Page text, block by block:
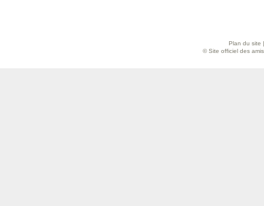
Plan du site
© Site officiel des